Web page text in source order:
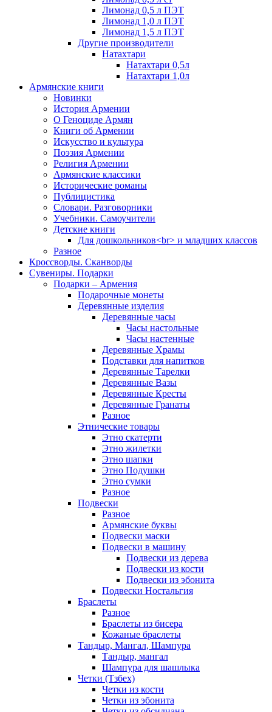
Лимонад 0,5 л ПЭТ
Лимонад 1,0 л ПЭТ
Лимонад 1,5 л ПЭТ
Другие производители
Натахтари
Натахтари 0,5л
Натахтари 1,0л
Армянские книги
Новинки
История Армении
О Геноциде Армян
Книги об Армении
Иcкусство и культура
Поэзия Армении
Религия Армении
Армянские классики
Исторические романы
Публицистика
Словари. Разговорники
Учебники. Самоучители
Детские книги
Для дошкольников<br> и младших классов
Разное
Кроссворды. Сканворды
Сувениры. Подарки
Подарки – Армения
Подарочные монеты
Деревянные изделия
Деревянные часы
Часы настольные
Часы настенные
Деревянные Храмы
Подставки для напитков
Деревянные Тарелки
Деревянные Вазы
Деревянные Кресты
Деревянные Гранаты
Разное
Этнические товары
Этно скатерти
Этно жилетки
Этно шапки
Этно Подушки
Этно сумки
Разное
Подвески
Разное
Армянские буквы
Подвески маски
Подвески в машину
Подвески из дерева
Подвески из кости
Подвески из эбонита
Подвески Ностальгия
Браслеты
Разное
Браслеты из бисера
Кожаные браслеты
Тандыр, Мангал, Шампура
Тандыр, мангал
Шампура для шашлыка
Четки (Тзбех)
Четки из кости
Четки из эбонита